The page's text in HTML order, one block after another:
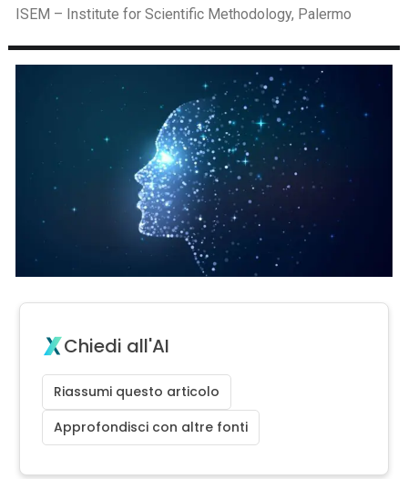
ISEM – Institute for Scientific Methodology, Palermo
Chiedi all'AI
Riassumi questo articolo
Approfondisci con altre fonti